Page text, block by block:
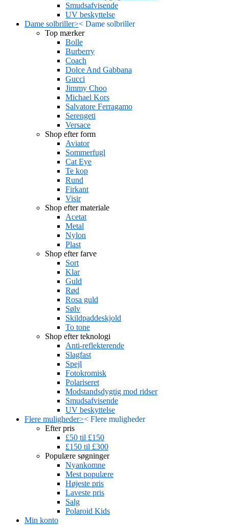
Smudsafvisende
UV beskyttelse
Dame solbriller>< Dame solbriller
Top mærker
Bolle
Burberry
Coach
Dolce And Gabbana
Gucci
Jimmy Choo
Michael Kors
Salvatore Ferragamo
Serengeti
Versace
Shop efter form
Aviator
Sommerfugl
Cat Eye
Te kop
Rund
Firkant
Visir
Shop efter materiale
Acetat
Metal
Nylon
Plast
Shop efter farve
Sort
Klar
Guld
Rød
Rosa guld
Sølv
Skildpaddeskjold
To tone
Shop efter teknologi
Anti-reflekterende
Slagfast
Spejl
Fotokromisk
Polariseret
Modstandsdygtig mod ridser
Smudsafvisende
UV beskyttelse
Flere muligheder>< Flere muligheder
Efter pris
£50 til £150
£150 til £300
Populære søgninger
Nyankomne
Mest populære
Højeste pris
Laveste pris
Salg
Polaroid Kids
Min konto